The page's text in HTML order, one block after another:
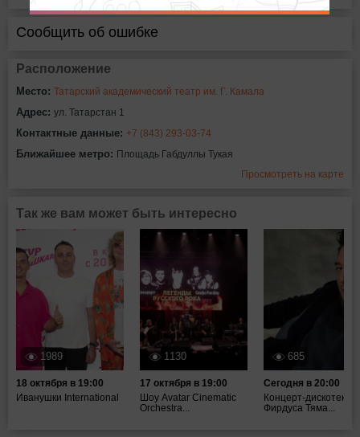
Сообщить об ошибке
Расположение
Место: Татарский академический театр им. Г. Камала
Адрес: ул. Татарстан 1
Контактные данные: +7 (843) 293-03-74
Ближайшее метро: Площадь Габдуллы Тукая
Просмотреть на карте
Так же вам может быть интересно
1989
18 октября в 19:00
Иванушки International
1130
17 октября в 19:00
Шоу Avatar Cinematic
Orchestra...
685
Сегодня в 20:00
Концерт-дискотека
Фирдуса Тяма...